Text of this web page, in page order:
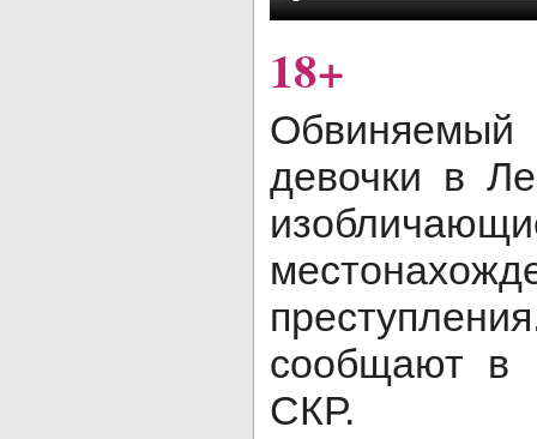
18+
девочки в
сообщают в
СКР.